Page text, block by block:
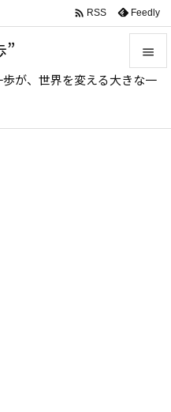
”
が、世界を変える大きな一



 RSS Feedly